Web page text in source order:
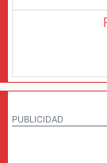
PUBLICIDAD